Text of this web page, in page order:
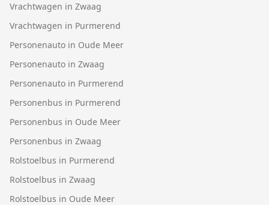
Vrachtwagen in Zwaag
Vrachtwagen in Purmerend
Personenauto in Oude Meer
Personenauto in Zwaag
Personenauto in Purmerend
Personenbus in Purmerend
Personenbus in Oude Meer
Personenbus in Zwaag
Rolstoelbus in Purmerend
Rolstoelbus in Zwaag
Rolstoelbus in Oude Meer